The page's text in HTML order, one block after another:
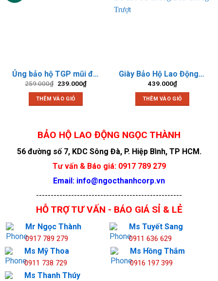
Ủng bảo hộ TGP mũi đế thép
259.000₫ Giá
là:
259.000₫.
239.000₫Giá
hiện
THÊM VÀO GIỎ
Giày Bảo Hộ Lao Động Titan Cronus S3 Mid Cao Cổ – Đế Cao Su Chống Dầu Chống Trượt
439.000₫
THÊM VÀO GIỎ
Giày bảo hộ Jogger Turbo S3 - ngocthanhcorp
BẢO HỘ LAO ĐỘNG NGỌC THÀNH
56 đường số 7, KDC Sông Đà, P. Hiệp Bình, TP HCM.
Tư vấn & Báo giá: 0917 789 279
Email: info@ngocthanhcorp.vn
--------------------------------------------------
HỖ TRỢ TƯ VẤN - BÁO GIÁ SỈ & LẺ
Mr Ngọc Thành
0917 789 279
Ms Tuyết Sang
0911 636 629
Ms Mỹ Thoa
0911 738 729
Ms Hồng Thắm
0916 197 399
Ms Thanh Thúy